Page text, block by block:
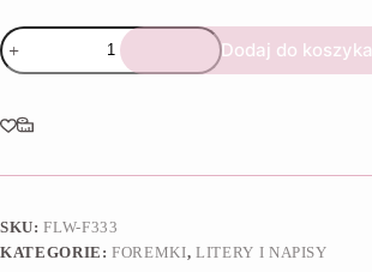
ilość
Foremka
Alfabet
Dodaj do koszyka
SKU:FLW-F333
KATEGORIE:FOREMKI,LITERY I NAPISY